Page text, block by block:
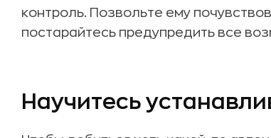
контроль. Позвольте ему
постарайтесь предупредить все
Научитесь